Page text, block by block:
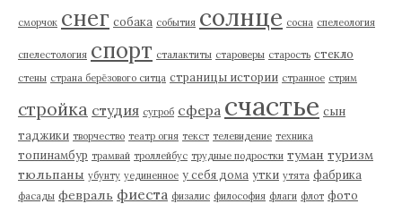
сморчок снег собака события солнце сосна спелеология
спелестология спорт сталактиты староверы старость стекло
стены страна берёзового ситца страницы истории странное стрим
стройка студия сугроб сфера счастье сын
таджики творчество театр огня текст телевидение техника
топинамбур трамвай троллейбус трудные подростки туман туризм
тюльпаны убунту уединенное у себя дома утки утята фабрика
фасады февраль фиеста физалис философия флаги флот фото